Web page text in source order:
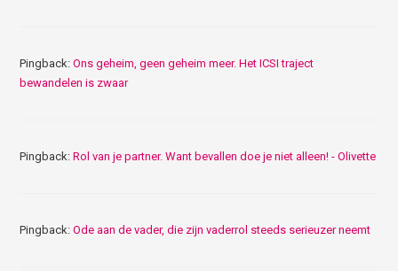
Pingback:Ons geheim, geen geheim meer. Het ICSI traject
bewandelen is zwaar
Pingback:Rol van je partner. Want bevallen doe je niet alleen! - Olivette
Pingback:Ode aan de vader, die zijn vaderrol steeds serieuzer neemt